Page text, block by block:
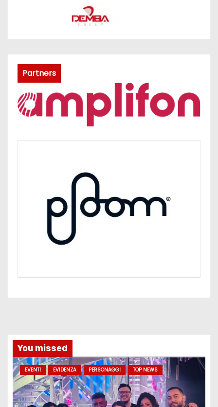
Partners
You missed
EVENTI EVIDENZA PERSONAGGI TOP NEWS